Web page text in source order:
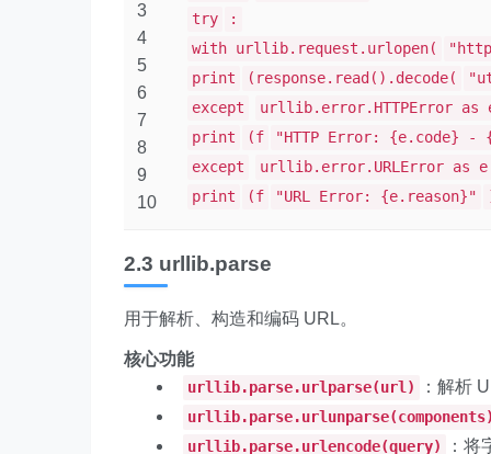
3
4
5
6
7
8
9
10
try
:
with urllib.request.urlopen(
print
(response.read().decode(
except
urllib.error.HTTPError as
print
(f
"HTTP Error: {e.code} -
except
urllib.error.URLError as
print
(f "URL Error: {e.reason}"
2.3 urllib.parse
用于解析、构造和编码 URL。
核心功能
urllib.parse.urlparse(url) ：解析
urllib.parse.urlencode(query)
：